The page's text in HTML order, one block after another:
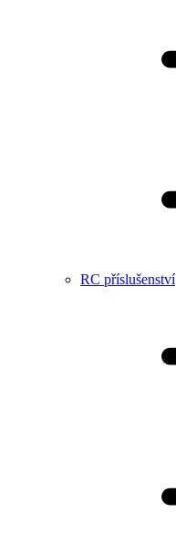
RC příslušenství